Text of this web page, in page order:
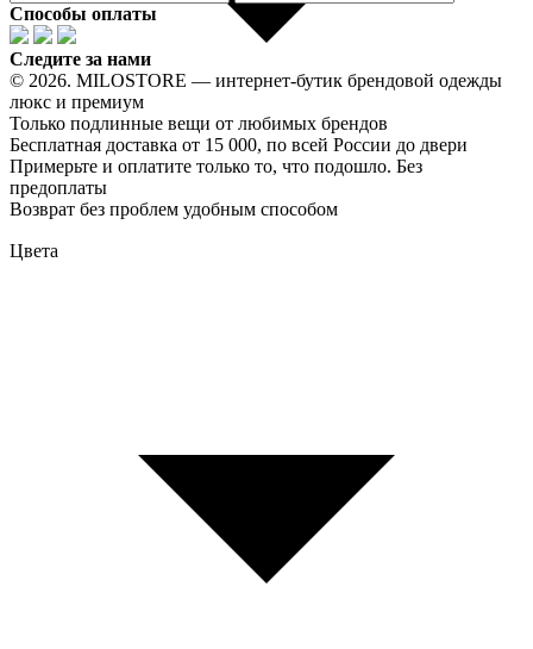
Цвета
Способы оплаты
Следите за нами
© 2026. MILOSTORE — интернет-бутик брендовой одежды
люкс и премиум
Только подлинные вещи от любимых брендов
Бесплатная доставка от 15 000, по всей России до двери
Примерьте и оплатите только то, что подошло. Без
предоплаты
Возврат без проблем удобным способом